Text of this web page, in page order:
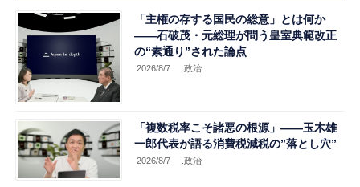
「主権の存する国民の総意」とは何か
――石破茂・元総理が問う皇室典範改正
の“素通り”された論点
2026/8/7 .政治
「複数税率こそ諸悪の根源」――玉木雄
一郎代表が語る消費税減税の”落とし穴”
2026/8/7 .政治